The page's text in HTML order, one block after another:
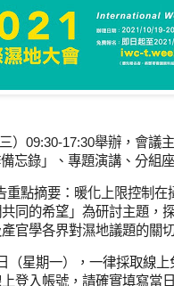
）09:30-17:30舉辦，會
忘錄」、專題演講、分組
點摘要：暖化上限控制
同的希望」為研討主題，
官學各界對濕地議題的關
（星期一），一律採取線
登入帳號，請確實填寫當